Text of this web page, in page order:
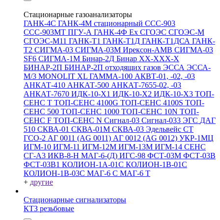
Стационарные газоанализаторы
ГАНК-4С ГАНК-4М стационарный ССС-903
ССС-903МТ ПГУ-А ГАНК-4Ф Ex СГОЭС СГОЭС-М
СГОЭС-М11 ГАНК-Т1 ГАНК-Т1Д ГАНК-Т1ДСА ГАНК-
Т2 СИГМА-03 СИГМА-03М Ирексон-АМВ СИГМА-03
SF6 СИГМА-1М Бинар-2Д Бинар ХХ-ХХХ-Х
БИНАР-2П БИНАР-2П отходящих газов ЭССА ЭССА-
М/3 MONOLIT XL ГАММА-100 АКВТ-01, -02, -03
АНКАТ-410 АНКАТ-500 АНКАТ-7655-02, -03
АНКАТ-7670 ИДК-10-Х1 ИДК-10-Х2 ИДК-10-Х3 ТОП-
СЕНС Т ТОП-СЕНС 4100G ТОП-СЕНС 4100S ТОП-
СЕНС 500 ТОП-СЕНС 1000 ТОП-СЕНС 10N ТОП-
СЕНС F ТОП-СЕНС N Сигнал-03 Сигнал-033 ЭГС ДАГ
510 СКВА-01 СКВА-01М СКВА-03 Эдельвейс СТ
ГСО-2 АГ 0011 (AG 0011) АГ 0012 (AG 0012) УКР-1МЦ
ИГМ-10 ИГМ-11 ИГМ-12М ИГМ-13М ИГМ-14 СЕНС
СГ-А3 ИКВ-8-Н МАГ-6-(Д) ИГС-98 ФСТ-03М ФСТ-03В
ФСТ-03В1 КОЛИОН-1А-01С КОЛИОН-1В-01С
КОЛИОН-1В-03С МАГ-6 С МАГ-6 Т
+ другие
Стационарные сигнализаторы
КТЗ резьбовые